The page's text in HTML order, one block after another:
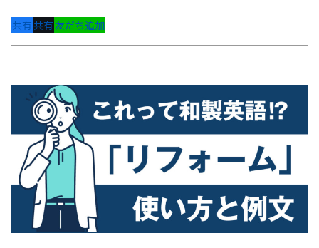
共有共有友だち追加